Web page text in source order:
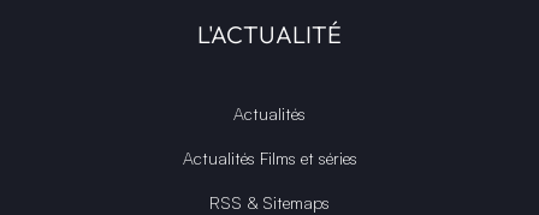
L'ACTUALITÉ
Actualités
Actualités Films et séries
RSS & Sitemaps